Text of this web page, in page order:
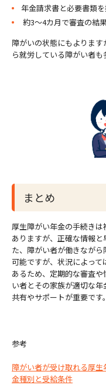
年金請求書と必要書類
約3〜4カ月で審査の結
障がいの状態にもよりま
ら就労している障がい者も
まとめ
厚生障がい年金の手続き
ありますが、正確な情報
た、障がい者が働きなが
可能ですが、状況によっ
あるため、定期的な審査
い者とその家族が適切な
共有やサポートが重要です。
参考
障がい者が受け取れる厚
金種別と受給条件